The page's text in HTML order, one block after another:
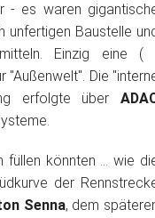
- es waren
unfertigen Baustelle
Einzig eine (
"Außenwelt". Die
erfolgte über
füllen könnten ... wie
der
Senna, dem